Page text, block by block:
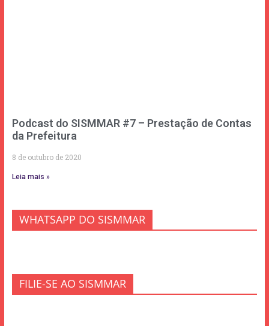
Podcast do SISMMAR #7 – Prestação de Contas
da Prefeitura
8 de outubro de 2020
Leia mais »
WHATSAPP DO SISMMAR
FILIE-SE AO SISMMAR